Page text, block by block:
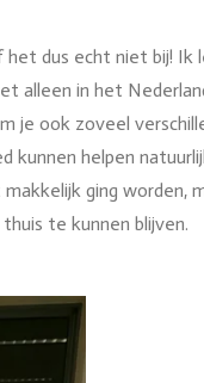
dus echt niet bij! Ik
alleen in het
je ook zoveel
kunnen helpen
ging worden,
te kunnen blijven.